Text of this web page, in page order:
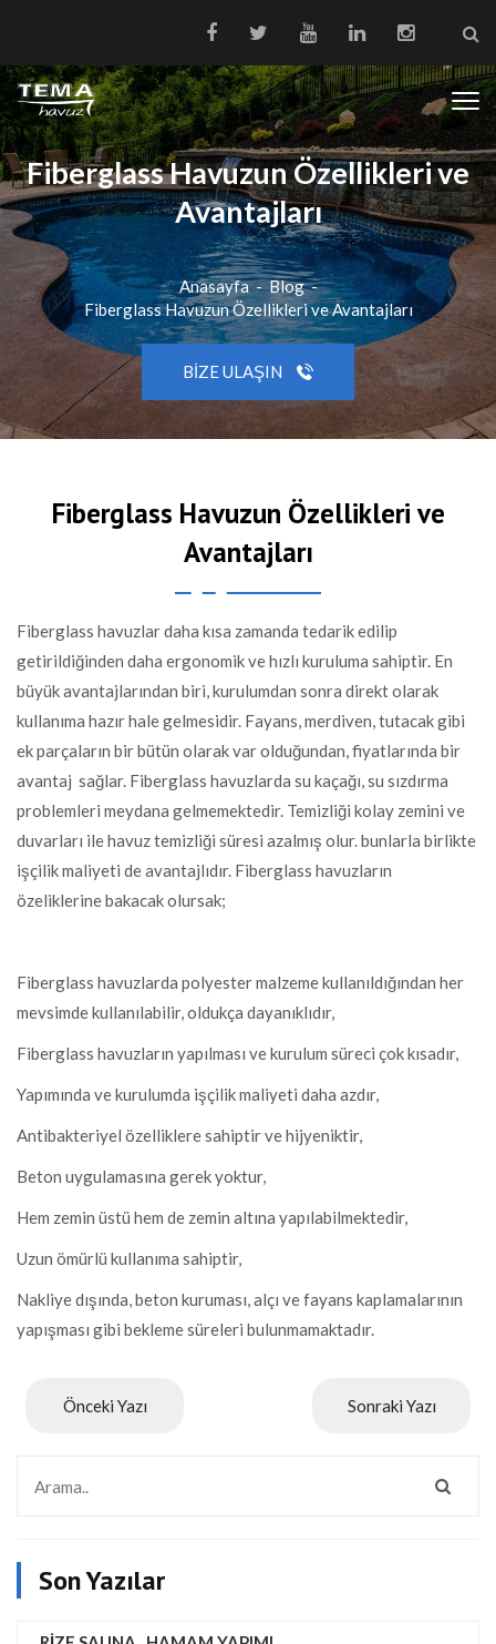
Fiberglass Havuzun Özellikleri ve
Avantajları
Anasayfa - Blog -
Fiberglass Havuzun Özellikleri ve Avantajları
BIZE ULAŞIN
Son Yazılar
Fiberglass Havuzun Özellikleri ve
Avantajları
Fiberglass havuzlar daha kısa zamanda tedarik edilip
getirildiğinden daha ergonomik ve hızlı kuruluma sahiptir. En
büyük avantajlarından biri, kurulumdan sonra direkt olarak
kullanıma hazır hale gelmesidir. Fayans, merdiven, tutacak gibi
ek parçaların bir bütün olarak var olduğundan, fiyatlarında bir
avantaj sağlar. Fiberglass havuzlarda su kaçağı, su sızdırma
problemleri meydana gelmemektedir. Temizliği kolay zemini ve
duvarları ile havuz temizliği süresi azalmış olur. bunlarla birlikte
işçilik maliyeti de avantajlıdır. Fiberglass havuzların
özeliklerine bakacak olursak;
Fiberglass havuzlarda polyester malzeme kullanıldığından her
mevsimde kullanılabilir, oldukça dayanıklıdır,
Fiberglass havuzların yapılması ve kurulum süreci çok kısadır,
Yapımında ve kurulumda işçilik maliyeti daha azdır,
Antibakteriyel özelliklere sahiptir ve hijyeniktir,
Beton uygulamasına gerek yoktur,
Hem zemin üstü hem de zemin altına yapılabilmektedir,
Uzun ömürlü kullanıma sahiptir,
Nakliye dışında, beton kuruması, alçı ve fayans kaplamalarının
yapışması gibi bekleme süreleri bulunmamaktadır.
Önceki Yazı Sonraki Yazı